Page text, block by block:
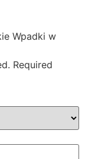
Wpadki w
Required